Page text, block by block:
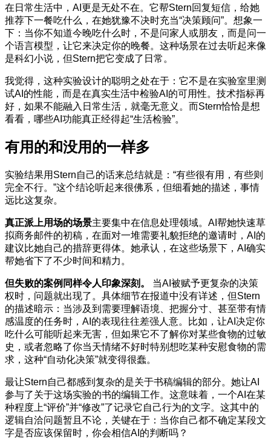
在日常生活中，AI更是无处不在。它帮Stern回复短信，给她
推荐下一餐吃什么，在她犹豫不决时充当“决策顾问”。想象一
下：当你不知道今晚吃什么时，不是问家人或朋友，而是问一
个语言模型，让它来决定你的晚餐。这种场景在过去听起来像
是科幻小说，但Stern把它变成了日常。
我觉得，这种实验设计的聪明之处在于：它不是在实验室里测
试AI的性能，而是在真实生活中检验AI的可用性。技术指标再
好，如果不能融入日常生活，就毫无意义。而Stern恰恰是想
看看，哪些AI功能真正经得起“生活检验”。
有用的和没用的一样多
实验结果用Stern自己的话来总结就是：“有些很有用，有些则
完全不行。”这个结论听起来很佛系，但细看她的描述，事情
远比这复杂。
真正派上用场的场景主要集中在信息处理领域。AI帮她快速草
拟商务邮件的初稿，在面对一堆需要礼貌拒绝的邀请时，AI的
建议比她自己的措辞更得体。她承认，在这些场景下，AI确实
帮她省下了不少时间和精力。
但失败的案例同样令人印象深刻。
当AI被赋予更复杂的决策
权时，问题就出现了。具体细节在报道中没有详述，但Stern
的描述暗示：当涉及到需要理解语境、把握分寸、甚至带有情
感温度的任务时，AI的表现往往差强人意。比如，让AI决定你
吃什么可能听起来无害，但如果它不了解你对某些食物的过敏
史，或者忽略了你当天情绪不好时特别想吃某种安慰食物的需
求，这种“自动化决策”就变得很蠢。
最让Stern自己都感到复杂的是关于书稿编辑的部分。她让AI
参与了关于这场实验的书的编辑工作。这意味着，一个AI在某
种程度上“评价”并“修改”了记录它自己行为的文字。这其中的
逻辑自洽问题暂且不论，关键在于：当你自己都不确定某段文
字是否应该保留时，你会相信AI的判断吗？